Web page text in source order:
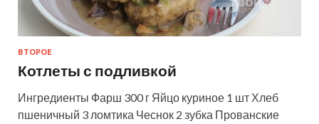
ВТОРОЕ
Котлеты с подливкой
Ингредиенты Фарш 300 г Яйцо куриное 1 шт Хлеб
пшеничный 3 ломтика Чеснок 2 зубка Прованские